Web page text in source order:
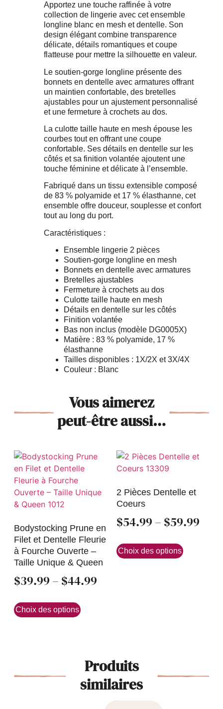
Apportez une touche raffinée à votre
collection de lingerie avec cetensemble
longline blanc en mesh et dentelle. Son
design élégant combine transparence
délicate, détails romantiques et coupe
flatteuse pour mettre la silhouette en valeur.
Le soutien-gorge longlineprésente des
bonnets en dentelle avec armatures offrant
un maintien confortable, des bretelles
ajustablespour un ajustement personnalisé
et une fermeture à crochets au dos.
La culotte taille haute en mesh épouse les
courbes tout en offrant une coupe
confortable. Ses détails en dentelle sur les
côtés et sa finition volantée ajoutent une
touche féminine et délicate à l’ensemble.
Fabriqué dans un tissu extensible composé
de 83 % polyamide et 17 % élasthanne, cet
ensemble offre douceur, souplesse et confort
tout au long du port.
Caractéristiques :
Ensemble lingerie 2 pièces
Soutien-gorge longline en mesh
Bonnets en dentelle avec armatures
Bretelles ajustables
Fermeture à crochets au dos
Culotte taille haute en mesh
Détails en dentelle sur les côtés
Finition volantée
Bas non inclus (modèle DG0005X)
Matière : 83 % polyamide, 17 %
élasthanne
Tailles disponibles : 1X/2X et 3X/4X
Couleur : Blanc
Vous aimerez
peut-être aussi…
Bodystocking Prune en
Filet et Dentelle Fleurie
à Fourche Ouverte –
Taille Unique & Queen
$39.99 – $44.99
Choix des options
2 Pièces Dentelle et
Coeurs
$54.99 – $59.99
Choix des options
Produits
similaires